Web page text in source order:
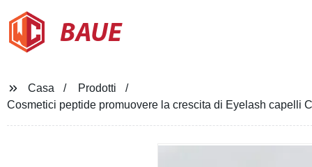
BAUE
Casa
Prodotti
Cosmetici peptide promuovere la crescita di Eyelash capelli